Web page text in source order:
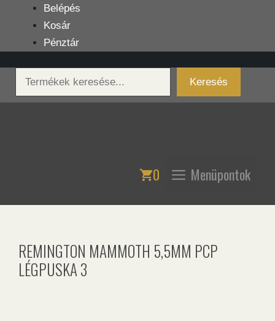
tartalomba
Belépés
Kosár
Pénztár
Keresés
Keresés
0 Menüpontok
REMINGTON MAMMOTH 5,5MM PCP
LÉGPUSKA 3